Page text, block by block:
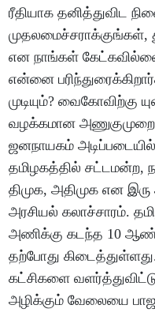
ரீதியாக தனித்துவிட
என நாங்கள்
என்னை
முடியும்? வைகோவிற்கு
வழக்கமான அணுகுமுறை
ஜனநாயகம்
தமிழகத்தில் சட்டமன்ற,
திமுக, அதிமுக என
அரசியல் கலாச்சாரம்.
அணிக்கு கடந்த 10
தற்போது கிடைத்துள்ளது.
கட்சிகளை
அழிக்கும் வேலையை